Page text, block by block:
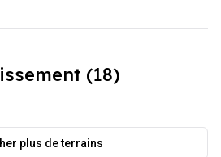
(18)
plus de terrains